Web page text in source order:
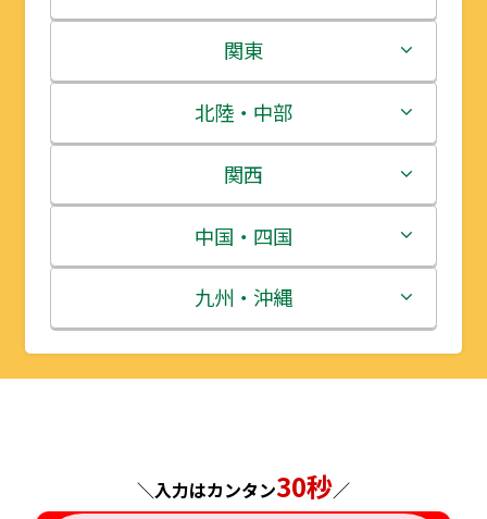
北海道
青森県
岩手県
宮城県
秋田県
山形県
関東
茨城県
栃木県
群馬県
埼玉県
千葉県
神奈川県
北陸・中部
新潟県
富山県
石川県
福井県
関西
三重県
滋賀県
京都府
兵庫県
中国・四国
鳥取県
島根県
広島県
九州・沖縄
福岡県
長崎県
＼入力はカンタン30秒／